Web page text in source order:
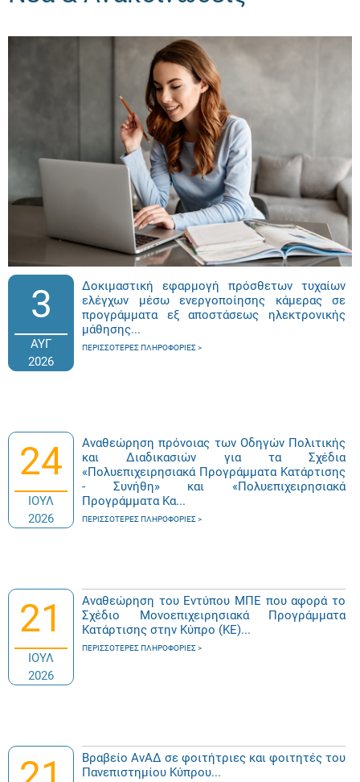
3
ΑΥΓ
2026
Δοκιμαστική εφαρμογή πρόσθετων τυχαίων
ελέγχων μέσω ενεργοποίησης κάμερας σε
προγράμματα εξ αποστάσεως ηλεκτρονικής
μάθησης...
ΠΕΡΙΣΣΌΤΕΡΕΣ ΠΛΗΡΟΦΟΡΊΕΣ
24
ΙΟΥΛ
2026
Αναθεώρηση πρόνοιας των Οδηγών Πολιτικής
και Διαδικασιών για τα Σχέδια
«Πολυεπιχειρησιακά Προγράμματα Κατάρτισης
- Συνήθη» και «Πολυεπιχειρησιακά
Προγράμματα Κα...
ΠΕΡΙΣΣΌΤΕΡΕΣ ΠΛΗΡΟΦΟΡΊΕΣ
21
ΙΟΥΛ
2026
Αναθεώρηση του Εντύπου ΜΠΕ που αφορά το
Σχέδιο Μονοεπιχειρησιακά Προγράμματα
Κατάρτισης στην Κύπρο (ΚΕ)...
ΠΕΡΙΣΣΌΤΕΡΕΣ ΠΛΗΡΟΦΟΡΊΕΣ
Βραβείο ΑνΑΔ σε φοιτήτριες και φοιτητές του
Πανεπιστημίου Κύπρου...